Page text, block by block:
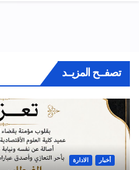
تصفــح المزيــد
أخبار الادارة